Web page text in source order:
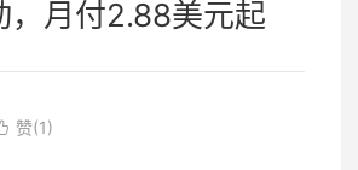
月付2.88美元起
赞(1)